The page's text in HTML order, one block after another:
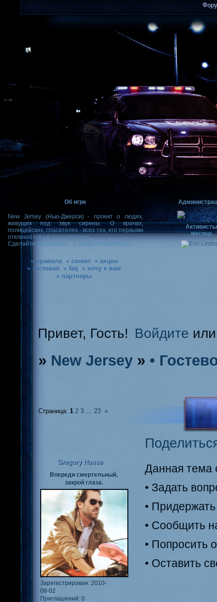
Об игре
New Jersey (Нью-Джерси) - проект о людях,
живущих под звук сирены. О врачах,
полицейских, спасателях - всех тех, кто первыми
откликается на зов о помощи.
Сделайте свой выбор - и добро пожаловать!
» правила » сюжет
» акции
» гостевая
» faq
» хочу к вам
» партнеры
Активисты
месяца
Привет, Гость! Войдите
» New Jersey » •
Страница: 1 2 3 … 23 »
Gregory House
Впереди смертельный,
закрой глаза.
Зарегистрирован: 2010-
08-02
Приглашений: 0
Данная тема
• Задать
•
• Сообщить
• Попросить
• Оставить